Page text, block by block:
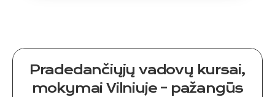
Pradedančiųjų vadovų kursai,
mokymai Vilniuje – pažangūs